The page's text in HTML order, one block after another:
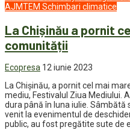
AJMTEM Schimbari climatice
La Chișinău a pornit
comunității
Ecopresa 12 iunie 2023
La Chișinău, a pornit cel mai
mediu, Festivalul Ziua Mediului.
dura până în luna iulie. Sâmbătă
venit la evenimentul de
public, au fost pregătite sute de